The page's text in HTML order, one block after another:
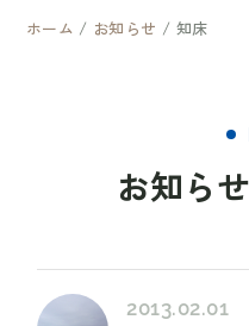
ホーム / お知らせ / 知床
お知ら
2013.02.01